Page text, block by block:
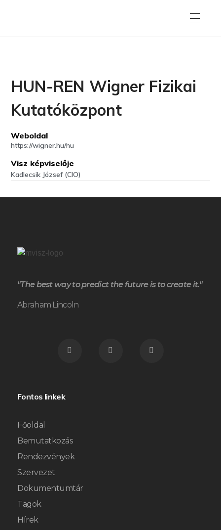
HUN-REN Wigner Fizikai
Kutatóközpont
Weboldal
https://wigner.hu/hu
Visz képviselője
Kadlecsik József (CIO)
"The best way to predict the future is to create it."
Abraham Lincoln
Fontos linkek
Főoldal
Bemutatkozás
Rendezvények
Szervezet
Dokumentumtár
Tagok
Hírek